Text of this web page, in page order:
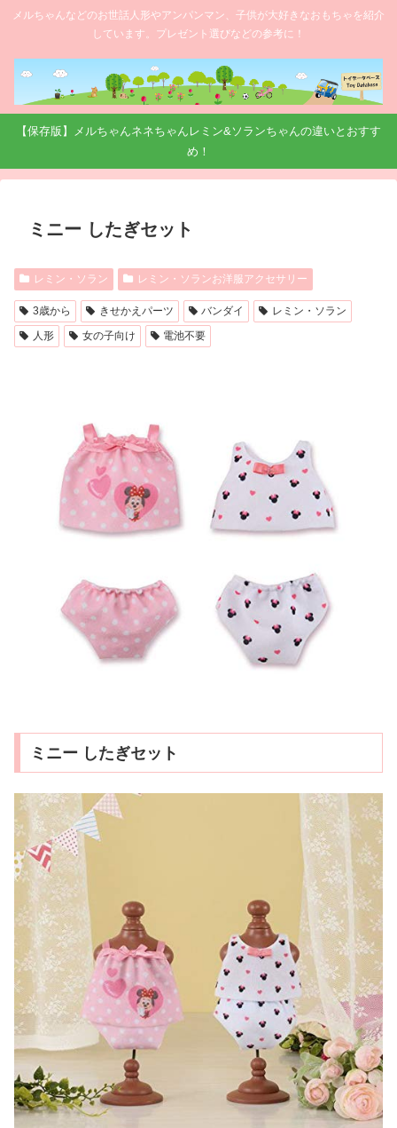
メルちゃんなどのお世話人形やアンパンマン、子供が大好きなおもちゃを紹介
しています。プレゼント選びなどの参考に！
【保存版】メルちゃんネネちゃんレミン&ソランちゃんの違いとおすす
め！
ミニー したぎセット
レミン・ソラン レミン・ソランお洋服アクセサリー
3歳から きせかえパーツ バンダイ
レミン・ソラン
人形
女の子向け 電池不要
ミニー したぎセット